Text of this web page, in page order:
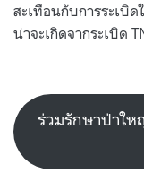
สะเทือนกับการระเบิ
น่าจะเกิดจากระเบิด
ร่วมรักษาป่าใ